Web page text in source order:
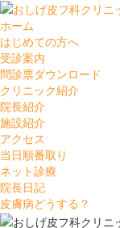
ホーム
はじめての方へ
受診案内
問診票ダウンロード
クリニック紹介
院長紹介
施設紹介
アクセス
当日順番取り
ネット診療
院長日記
皮膚病どうする？